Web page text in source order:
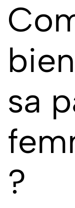
sa
?